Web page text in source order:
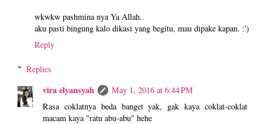
wkwkw pashmina nya Ya Allah..
aku pasti bingung kalo dikasi yang begitu, mau dipake kapan. :')
Reply
Replies
vira elyansyah
May 1, 2016 at 6:44 PM
Rasa coklatnya beda banget yak, gak kaya coklat-coklat
macam kaya "ratu abu-abu" hehe